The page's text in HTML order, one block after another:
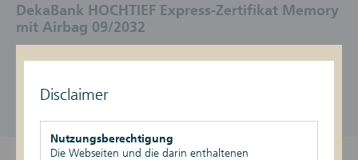
Disclaimer
Nutzungsberechtigung
Die Webseiten und die darin enthaltenen
DekaBank HOCHTIEF Express-Zertifikat Memory
mit Airbag 09/2032
DE000DK1KJF9
989,77 EUR / 1.019,77 EUR
Stand vom 07.08.2026, 21:43 Uhr